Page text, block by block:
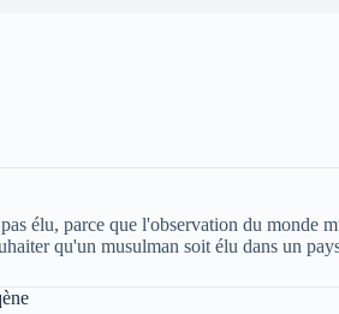
élu, parce que l'observation du monde
qu'un musulman soit élu dans un